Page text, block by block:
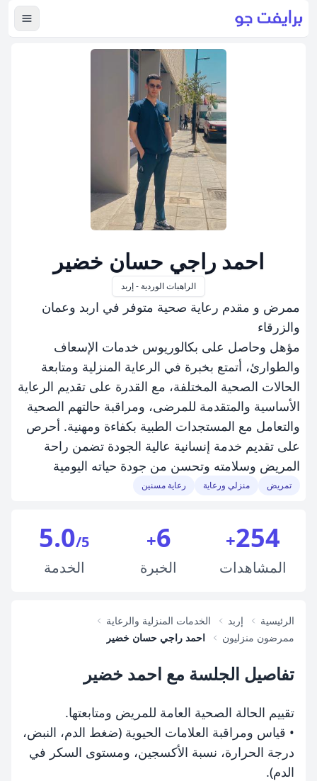
عرض
احمد راجي حسان خضير
الراهبات الوردية - إربد
ممرض و مقدم رعاية صحية متوفر في اربد وعمان
والزرقاء
مؤهل وحاصل على بكالوريوس خدمات الإسعاف
والطوارئ، أتمتع بخبرة في الرعاية المنزلية ومتابعة
الحالات الصحية المختلفة، مع القدرة على تقديم الرعاية
الأساسية والمتقدمة للمرضى، ومراقبة حالتهم الصحية
والتعامل مع المستجدات الطبية بكفاءة ومهنية. أحرص
على تقديم خدمة إنسانية عالية الجودة تضمن راحة
المريض وسلامته وتحسن من جودة حياته اليومية
تمريض منزلي ورعاية رعاية مسنين
254
+
المشاهدات
6
+
الخبرة
5.0/5
الخدمة
الرئيسية إربد
الخدمات المنزلية والرعاية
ممرضون منزليون
احمد راجي حسان خضير
تفاصيل الجلسة مع احمد خضير
تقييم الحالة الصحية العامة للمريض ومتابعتها.
• قياس ومراقبة العلامات الحيوية (ضغط الدم، النبض،
درجة الحرارة، نسبة الأكسجين، ومستوى السكر في
الدم).